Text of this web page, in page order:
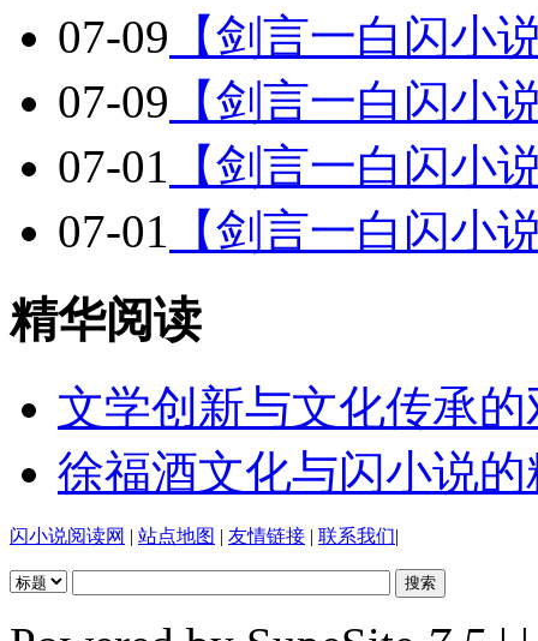
07-09 【剑言一白闪小
07-09 【剑言一白闪小
07-01 【剑言一白闪小
07-01 【剑言一白闪小
精华阅读
文学创新与文化传承
徐福酒文化与闪小说
闪小说阅读网 | 站点地图 | 友情链接 | 联系我们|